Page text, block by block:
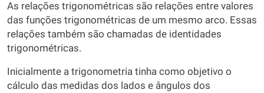
As relações trigonométricas são relações entre valores
das funções trigonométricas de um mesmo arco. Essas
relações também são chamadas de identidades
trigonométricas.
Inicialmente a trigonometria tinha como objetivo o
cálculo das medidas dos lados e ângulos dos